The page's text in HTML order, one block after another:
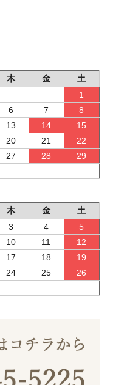
木 金
土
1
6 7
8
13 14
15
20 21
22
27 28
29
木 金
土
3 4
5
10 11
12
17 18
19
24 25
26